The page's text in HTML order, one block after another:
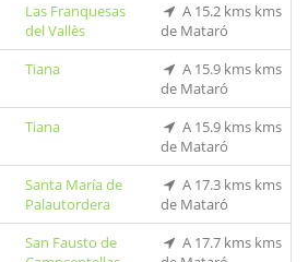
Las Franquesas
del Vallès
A 15.2 kms kms
de Mataró
Tiana
A 15.9 kms kms
de Mataró
Tiana
A 15.9 kms kms
de Mataró
Santa María de
Palautordera
A 17.3 kms kms
de Mataró
San Fausto de
A 17.7 kms kms